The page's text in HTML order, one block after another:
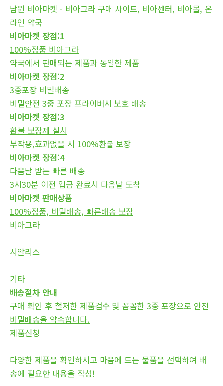
남원 비아마켓 - 비아그라 구매 사이트, 비아센터, 비아몰, 온
라인 약국
비아마켓 장점:1
100%정품 비아그라
약국에서 판매되는 제품과 동일한 제품
비아마켓 장점:2
3중포장 비밀배송
비밀안전 3중 포장 프라이버시 보호 배송
비아마켓 장점:3
환불 보장제 실시
부작용,효과없을 시 100%환불 보장
비아마켓 장점:4
다음날 받는 빠른 배송
3시30분 이전 입금 완료시 다음날 도착
비아마켓 판매상품
100%정품, 비밀배송, 빠른배송 보장
비아그라
시알리스
기타
배송절차 안내
구매 확인 후 철저한 제품검수 및 꼼꼼한 3중 포장으로 안전
비밀배송을 약속합니다.
제품신청
다양한 제품을 확인하시고 마음에 드는 물품을 선택하여 배
송에 필요한 내용을 작성!